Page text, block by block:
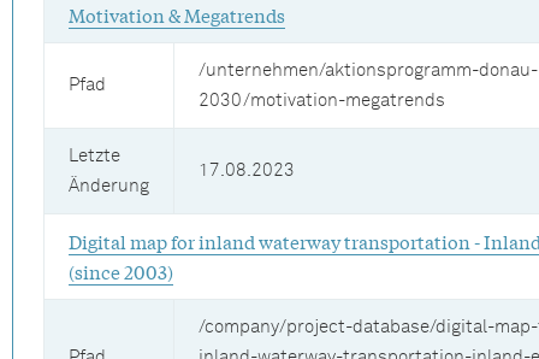
Motivation & Megatrends
Pfad
/unternehmen/aktionsprogramm-donau-
2030/motivation-megatrends
Letzte
Änderung
17.08.2023
Digital map for inland waterway transportation -
(since 2003)
/company/project-database/digital-